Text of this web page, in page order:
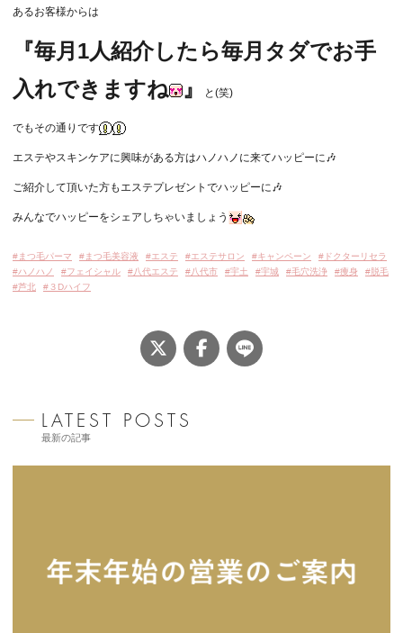
あるお客様からは
『毎月1人紹介したら毎月タダでお手
入れできますね
』 と(笑)
でもその通りです
エステやスキンケアに興味がある方はハノハノに来てハッピーに🎶
ご紹介して頂いた方もエステプレゼントでハッピーに🎶
みんなでハッピーをシェアしちゃいましょう
タ
グ:
まつ毛パーマ まつ毛美容液 エステ エステサロン キャンペーン
ドクターリセラ
ハノハノ
フェイシャル 八代エステ 八代市 宇土 宇城 毛穴洗浄 痩身
脱毛
芦北
３Dハイフ
LINE
最新の記事